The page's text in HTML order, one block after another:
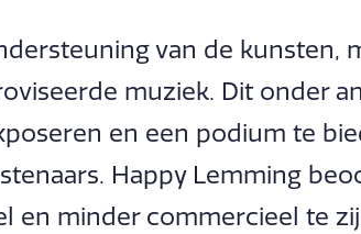
van de kunsten,
muziek. Dit onder
en een podium te
Happy Lemming
en minder commercieel te